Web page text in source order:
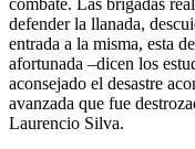
defender la llanada,
entrada a la misma, esta
afortunada –dicen los
aconsejado el desastre
avanzada que fue
Laurencio Silva.